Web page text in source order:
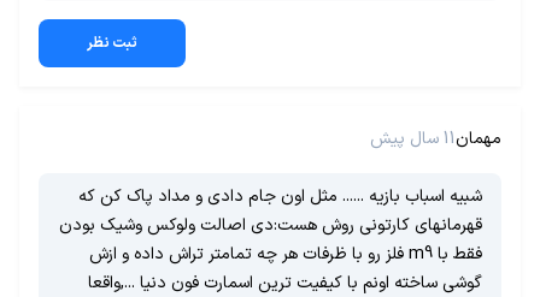
ثبت نظر
مهمان11 سال پیش
شبیه اسباب بازیه ...... مثل اون جام دادی و مداد پاک کن که
قهرمانهای کارتونی روش هست:دی اصالت ولوکس وشیک بودن
فقط با m9 فلز رو با ظرفات هر چه تمامتر تراش داده و ازش
گوشی ساخته اونم با کیفیت ترین اسمارت فون دنیا ...,واقعا